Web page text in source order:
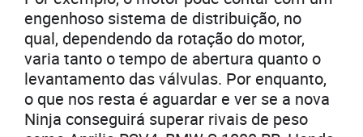
engenhoso sistema de distribuição, no
qual, dependendo da rotação do motor,
varia tanto o tempo de abertura quanto o
levantamento das válvulas. Por enquanto,
o que nos resta é aguardar e ver se a nova
Ninja conseguirá superar rivais de peso